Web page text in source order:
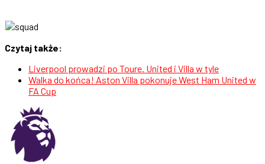
Czytaj także:
Liverpool prowadzi po Toure. United i Villa w tyle
Walka do końca! Aston Villa pokonuje West Ham United w
FA Cup